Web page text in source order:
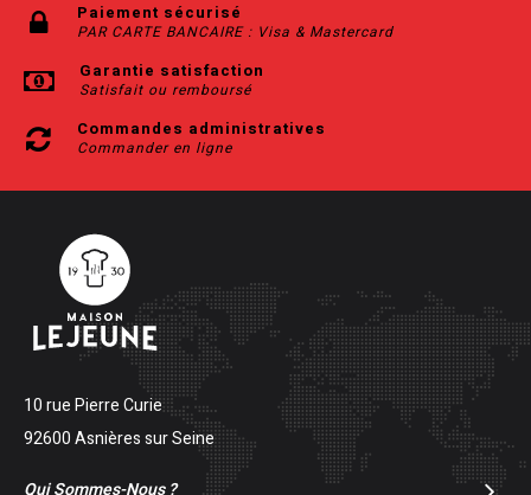
Paiement sécurisé
PAR CARTE BANCAIRE : Visa & Mastercard
Garantie satisfaction
Satisfait ou remboursé
Commandes administratives
Commander en ligne
10 rue Pierre Curie
92600 Asnières sur Seine
Qui Sommes-Nous ?